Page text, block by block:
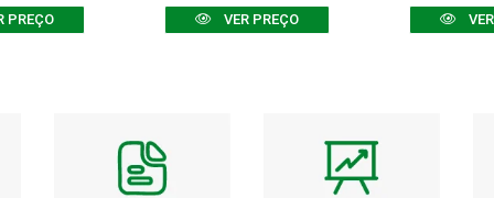
PREÇO VER PREÇO